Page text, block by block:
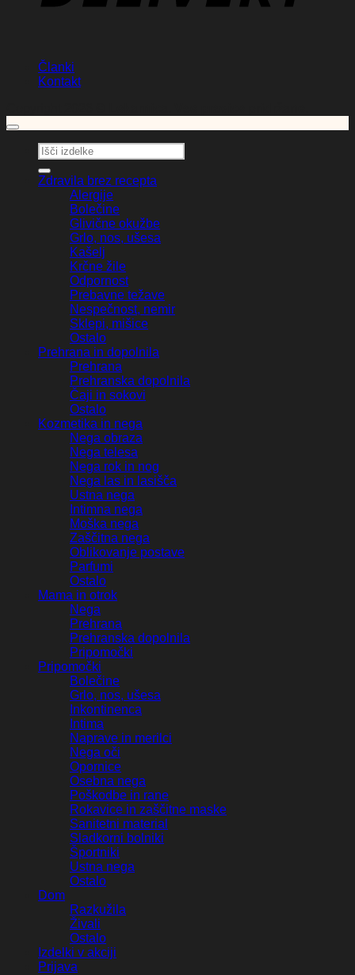
Članki
Kontakt
Išči:
Zdravila brez recepta
Alergije
Bolečine
Glivične okužbe
Grlo, nos, ušesa
Kašelj
Krčne žile
Odpornost
Prebavne težave
Nespečnost, nemir
Sklepi, mišice
Ostalo
Prehrana in dopolnila
Prehrana
Prehranska dopolnila
Čaji in sokovi
Ostalo
Kozmetika in nega
Nega obraza
Nega telesa
Nega rok in nog
Nega las in lasišča
Ustna nega
Intimna nega
Moška nega
Zaščitna nega
Oblikovanje postave
Parfumi
Ostalo
Mama in otrok
Nega
Prehrana
Prehranska dopolnila
Pripomočki
Pripomočki
Bolečine
Grlo, nos, ušesa
Inkontinenca
Intima
Naprave in merilci
Nega oči
Opornice
Osebna nega
Poškodbe in rane
Rokavice in zaščitne maske
Sanitetni material
Sladkorni bolniki
Športniki
Ustna nega
Ostalo
Dom
Razkužila
Živali
Ostalo
Izdelki v akciji
Prijava